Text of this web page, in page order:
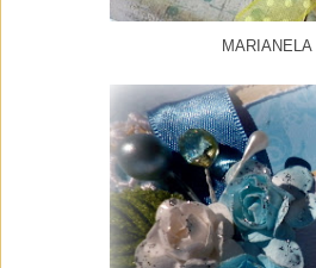
MARIANELA